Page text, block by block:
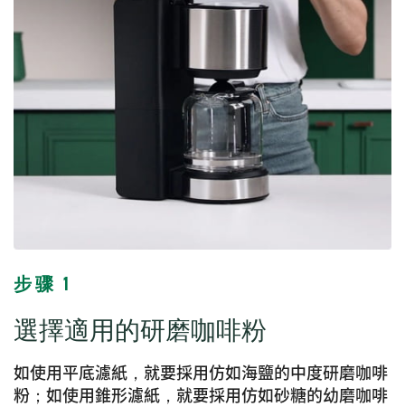
步骤 1
選擇適用的研磨咖啡粉
如使用平底濾紙，就要採用仿如海鹽的中度研磨咖啡
粉；如使用錐形濾紙，就要採用仿如砂糖的幼磨咖啡